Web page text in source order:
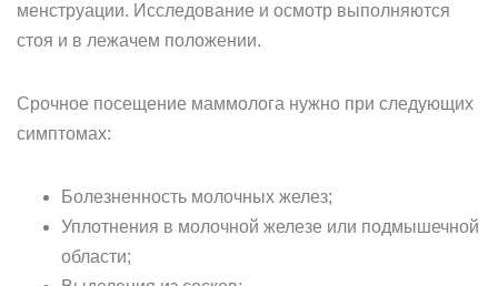
менструации. Исследование и осмотр выполняются
стоя и в лежачем положении.
Срочное посещение маммолога нужно при следующих
симптомах:
Болезненность молочных желез;
Уплотнения в молочной железе или подмышечной
области;